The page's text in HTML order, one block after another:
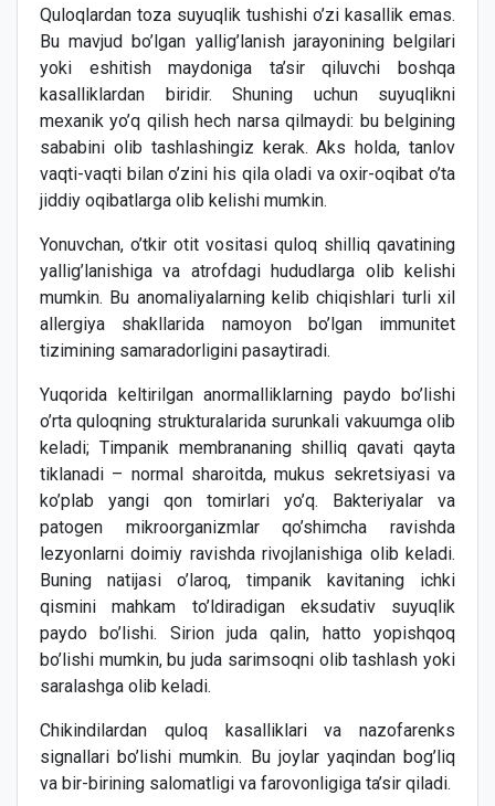
Quloqlardan toza suyuqlik tushishi o’zi kasallik emas.
Bu mavjud bo’lgan yallig’lanish jarayonining belgilari
yoki eshitish maydoniga ta’sir qiluvchi boshqa
kasalliklardan biridir. Shuning uchun suyuqlikni
mexanik yo’q qilish hech narsa qilmaydi: bu belgining
sababini olib tashlashingiz kerak. Aks holda, tanlov
vaqti-vaqti bilan o’zini his qila oladi va oxir-oqibat o’ta
jiddiy oqibatlarga olib kelishi mumkin.
Yonuvchan, o’tkir otit vositasi quloq shilliq qavatining
yallig’lanishiga va atrofdagi hududlarga olib kelishi
mumkin. Bu anomaliyalarning kelib chiqishlari turli xil
allergiya shakllarida namoyon bo’lgan immunitet
tizimining samaradorligini pasaytiradi.
Yuqorida keltirilgan anormalliklarning paydo bo’lishi
o’rta quloqning strukturalarida surunkali vakuumga olib
keladi; Timpanik membrananing shilliq qavati qayta
tiklanadi – normal sharoitda, mukus sekretsiyasi va
ko’plab yangi qon tomirlari yo’q. Bakteriyalar va
patogen mikroorganizmlar qo’shimcha ravishda
lezyonlarni doimiy ravishda rivojlanishiga olib keladi.
Buning natijasi o’laroq, timpanik kavitaning ichki
qismini mahkam to’ldiradigan eksudativ suyuqlik
paydo bo’lishi. Sirion juda qalin, hatto yopishqoq
bo’lishi mumkin, bu juda sarimsoqni olib tashlash yoki
saralashga olib keladi.
Chikindilardan quloq kasalliklari va nazofarenks
signallari bo’lishi mumkin. Bu joylar yaqindan bog’liq
va bir-birining salomatligi va farovonligiga ta’sir qiladi.